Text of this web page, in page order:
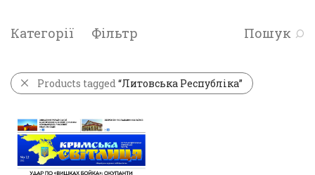
Категорії Фільтр Пошук
Products tagged“Литовська Республіка”